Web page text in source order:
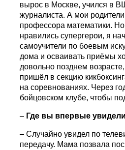
вырос в Москве, учился в
журналиста. А мои
профессора математики.
нравились супергерои, я
самоучители по боевым
дома и осваивать приёмы
довольно позднем
пришёл в секцию
на соревнованиях. Через
бойцовском клубе, чтобы
– Где вы впервые
– Случайно увидел по
передачу. Мама позвала